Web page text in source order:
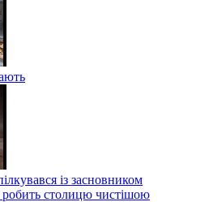
із засновником
робить столицю чистішою